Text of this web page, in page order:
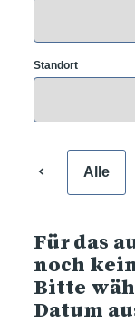
Standort
Alle
Für das
noch
Bitte
Datum